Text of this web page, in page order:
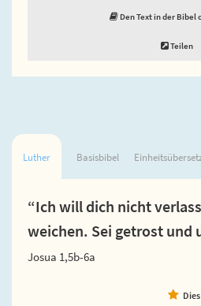
Den Text in der Bibel
Teilen
Luther Basisbibel
“Ich will dich nicht
weichen. Sei getrost und
Josua 1,5b-6a